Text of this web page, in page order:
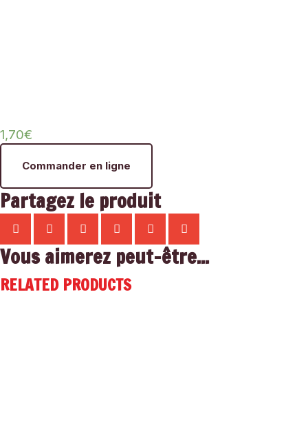
1,70€
Commander en ligne
Partagez le produit
Vous aimerez peut-être...
RELATED PRODUCTS